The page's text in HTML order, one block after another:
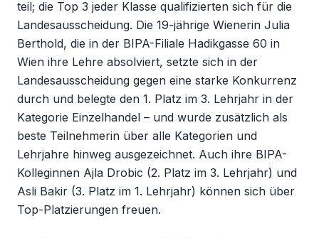
teil; die Top 3 jeder Klasse qualifizierten sich für die
Landesausscheidung. Die 19-jährige Wienerin Julia
Berthold, die in der BIPA-Filiale Hadikgasse 60 in
Wien ihre Lehre absolviert, setzte sich in der
Landesausscheidung gegen eine starke Konkurrenz
durch und belegte den 1. Platz im 3. Lehrjahr in der
Kategorie Einzelhandel – und wurde zusätzlich als
beste Teilnehmerin über alle Kategorien und
Lehrjahre hinweg ausgezeichnet. Auch ihre BIPA-
Kolleginnen Ajla Drobic (2. Platz im 3. Lehrjahr) und
Asli Bakir (3. Platz im 1. Lehrjahr) können sich über
Top-Platzierungen freuen.